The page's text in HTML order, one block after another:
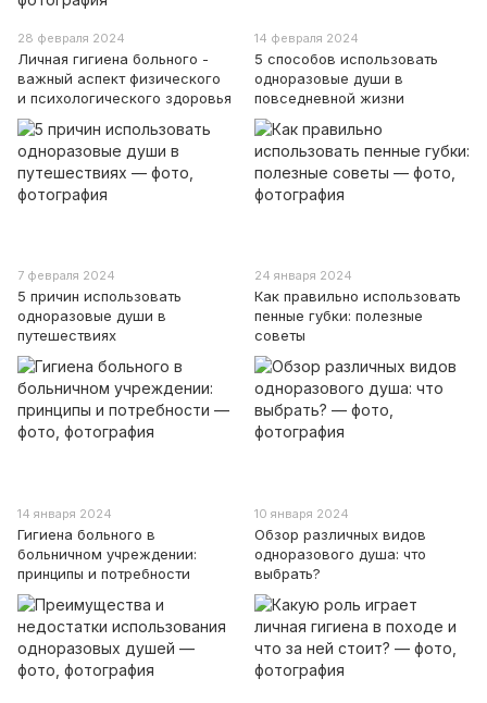
28 февраля 2024
Личная гигиена больного -
важный аспект физического
и психологического здоровья
14 февраля 2024
5 способов использовать
одноразовые души в
повседневной жизни
7 февраля 2024
5 причин использовать
одноразовые души в
путешествиях
24 января 2024
Как правильно использовать
пенные губки: полезные
советы
14 января 2024
Гигиена больного в
больничном учреждении:
принципы и потребности
10 января 2024
Обзор различных видов
одноразового душа: что
выбрать?